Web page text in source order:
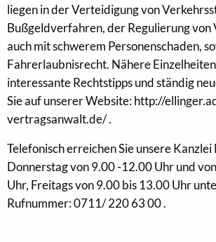
liegen in der Verteidigung von
Bußgeldverfahren, der Regulierung von
auch mit schwerem Personenschaden,
Fahrerlaubnisrecht. Nähere
interessante Rechtstipps und ständig
Sie auf unserer Website: http://
vertragsanwalt.de/ .
Telefonisch erreichen Sie unsere
Donnerstag von 9.00 -12.00 Uhr und
Uhr, Freitags von 9.00 bis 13.00 Uhr
Rufnummer: 0711/ 220 63 00 .